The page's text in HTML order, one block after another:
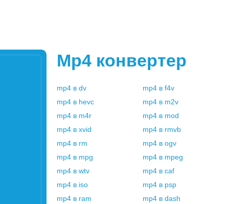
Mp4 конвертер
mp4 в dv mp4 в f4v
mp4 в hevc mp4 в m2v
mp4 в m4r mp4 в mod
mp4 в xvid mp4 в rmvb
mp4 в rm mp4 в ogv
mp4 в mpg mp4 в mpeg
mp4 в wtv mp4 в caf
mp4 в iso mp4 в psp
mp4 в ram mp4 в dash